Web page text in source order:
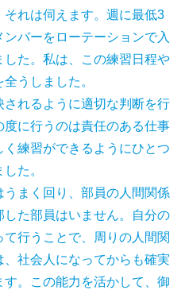
れは伺えます。週に最低3
バーをローテーションで入
た。私は、この練習日程や
うしました。
れるように適切な判断を行
に行うのは責任のある仕事
練習ができるようにひとつ
た。
まく回り、部員の人間関係
した部員はいません。自分の
行うことで、周りの人間関
社会人になってからも確実
。この能力を活かして、御